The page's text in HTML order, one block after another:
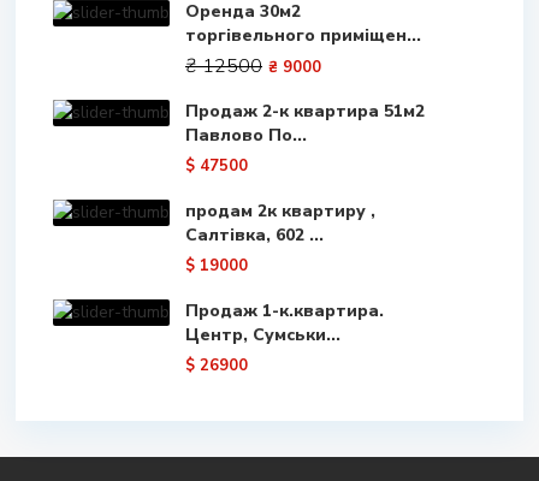
Оренда 30м2
торгівельного приміщен...
₴ 12500 ₴ 9000
Продаж 2-к квартира 51м2
Павлово По...
$ 47500
продам 2к квартиру ,
Салтівка, 602 ...
$ 19000
Продаж 1-к.квартира.
Центр, Сумськи...
$ 26900